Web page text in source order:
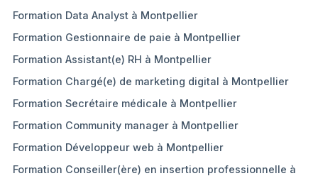
Formation Data Analyst à Montpellier
Formation Gestionnaire de paie à Montpellier
Formation Assistant(e) RH à Montpellier
Formation Chargé(e) de marketing digital à Montpellier
Formation Secrétaire médicale à Montpellier
Formation Community manager à Montpellier
Formation Développeur web à Montpellier
Formation Conseiller(ère) en insertion professionnelle à